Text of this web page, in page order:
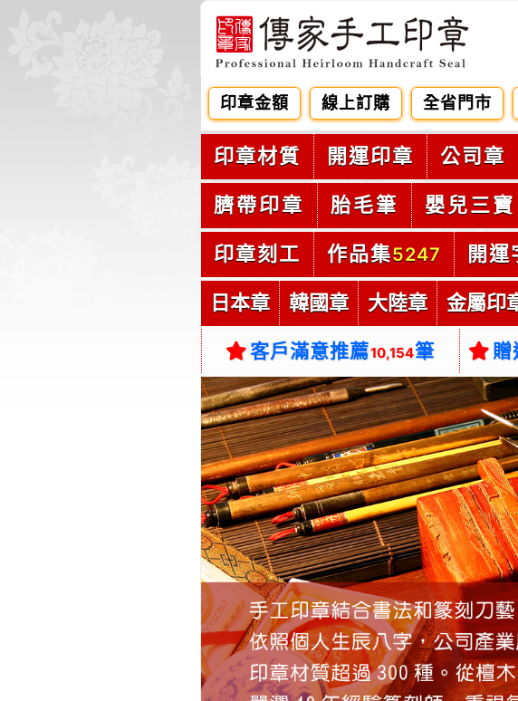
印章金額 線上訂購 全省門市
印章材質 開運印章 公司章
臍帶印章 胎毛筆 嬰兒三寶
印章刻工 作品集5247 開運
日本章 韓國章 大陸章 金屬印
客戶滿意推薦10,154筆 贈